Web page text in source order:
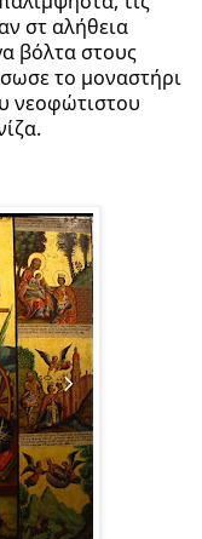
στ αλήθεια
βόλτα στους
το μοναστήρι
νεοφώτιστου